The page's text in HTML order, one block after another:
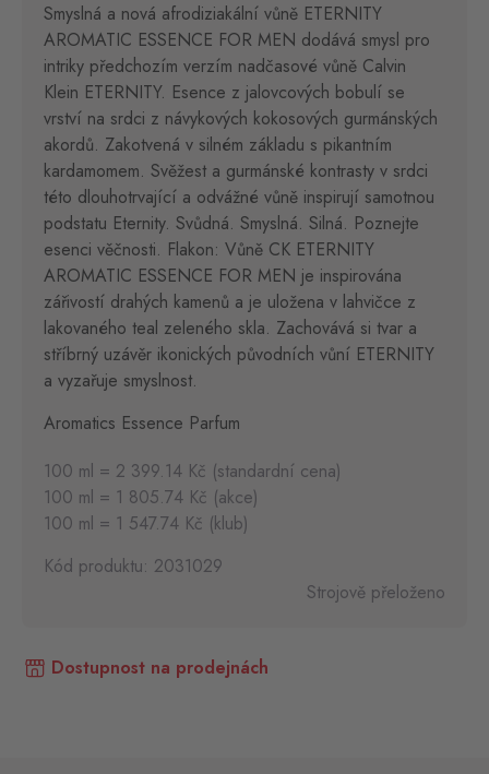
Smyslná a nová afrodiziakální vůně ETERNITY
AROMATIC ESSENCE FOR MEN dodává smysl pro
intriky předchozím verzím nadčasové vůně Calvin
Klein ETERNITY. Esence z jalovcových bobulí se
vrství na srdci z návykových kokosových gurmánských
akordů. Zakotvená v silném základu s pikantním
kardamomem. Svěžest a gurmánské kontrasty v srdci
této dlouhotrvající a odvážné vůně inspirují samotnou
podstatu Eternity. Svůdná. Smyslná. Silná. Poznejte
esenci věčnosti. Flakon: Vůně CK ETERNITY
AROMATIC ESSENCE FOR MEN je inspirována
zářivostí drahých kamenů a je uložena v lahvičce z
lakovaného teal zeleného skla. Zachovává si tvar a
stříbrný uzávěr ikonických původních vůní ETERNITY
a vyzařuje smyslnost.
Aromatics Essence Parfum
100 ml = 2 399.14 Kč (standardní cena)
100 ml = 1 805.74 Kč (akce)
100 ml = 1 547.74 Kč (klub)
Kód produktu: 2031029
Strojově přeloženo
Dostupnost na prodejnách